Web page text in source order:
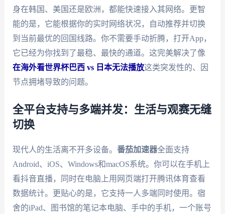
身在韩国、美国还是欧洲，都能快速接入其网络。更智
能的是，它能根据你的实时网络状况，自动推荐并切换
到当前最优的回国线路。你不需要手动折腾，打开App，
它已经为你找到了最稳、最快的通道。这完美解决了像
在海外看世界杯巴西 vs 日本无法播放这类突发性的、因
节点拥堵导致的问题。
全平台支持与多端并发：生活与观赛无缝
切换
现代人的生活离不开多设备。 番茄加速器全面支持
Android、iOS、Windows和macOS系统。你可以在手机上
看抖音直播，同时在电脑上用网页端打开腾讯体育查看
数据统计。更贴心的是，它支持一人多端同时使用。宿
舍的iPad、图书馆的笔记本电脑、手中的手机，一个账号